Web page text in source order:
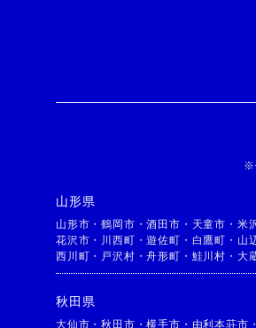
※
山形県
山形市 ・鶴岡市 ・酒田市 ・ 天童市 ・ 米
花沢市 ・ 川西町 ・遊佐町 ・ 白鷹町 ・ 山
西川町 ・ 戸沢村 ・舟形町 ・ 鮭川村 ・ 大
秋田県
大仙市 ・秋田市 ・横手市 ・ 由利本荘市